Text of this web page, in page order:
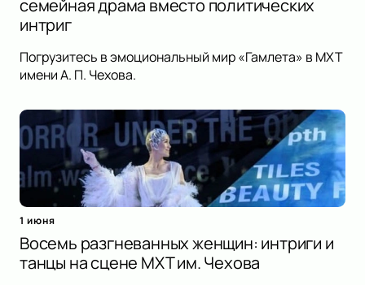
семейная драма вместо политических
интриг
Погрузитесь в эмоциональный мир «Гамлета» в МХТ
имени А. П. Чехова.
1 июня
Восемь разгневанных женщин: интриги и
танцы на сцене МХТ им. Чехова